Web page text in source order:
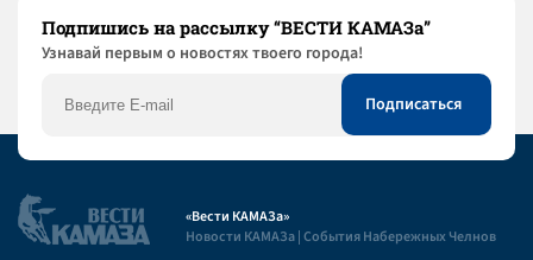
Подпишись на рассылку “ВЕСТИ КАМАЗа”
Узнaвай первым о новостях твоего города!
«Вести КАМАЗа»
Новости КАМАЗа | События Набережных Челнов